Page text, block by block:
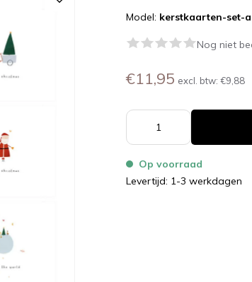
Model: kerstkaarten-set-
Nog niet
€11,95 excl. btw: €9,88
Op voorraad
Levertijd: 1-3 werkdagen